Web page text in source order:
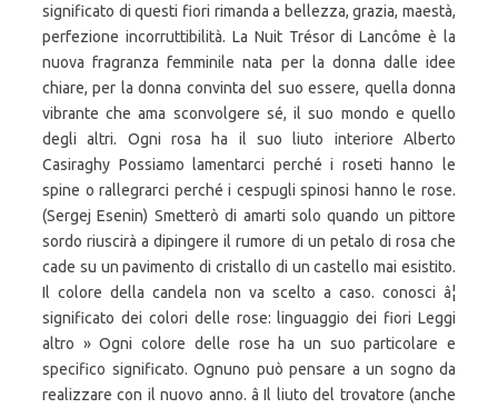
significato di questi fiori rimanda a bellezza, grazia, maestà,
perfezione incorruttibilità. La Nuit Trésor di Lancôme è la
nuova fragranza femminile nata per la donna dalle idee
chiare, per la donna convinta del suo essere, quella donna
vibrante che ama sconvolgere sé, il suo mondo e quello
degli altri. Ogni rosa ha il suo liuto interiore Alberto
Casiraghy Possiamo lamentarci perché i roseti hanno le
spine o rallegrarci perché i cespugli spinosi hanno le rose.
(Sergej Esenin) Smetterò di amarti solo quando un pittore
sordo riuscirà a dipingere il rumore di un petalo di rosa che
cade su un pavimento di cristallo di un castello mai esistito.
Il colore della candela non va scelto a caso. conosci â¦
significato dei colori delle rose: linguaggio dei fiori Leggi
altro » Ogni colore delle rose ha un suo particolare e
specifico significato. Ognuno può pensare a un sogno da
realizzare con il nuovo anno. â Il liuto del trovatore (anche